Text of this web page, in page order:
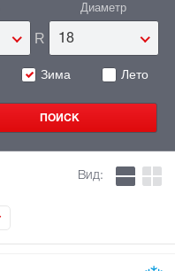
R
Диаметр
18
Зима Лето
Вид: